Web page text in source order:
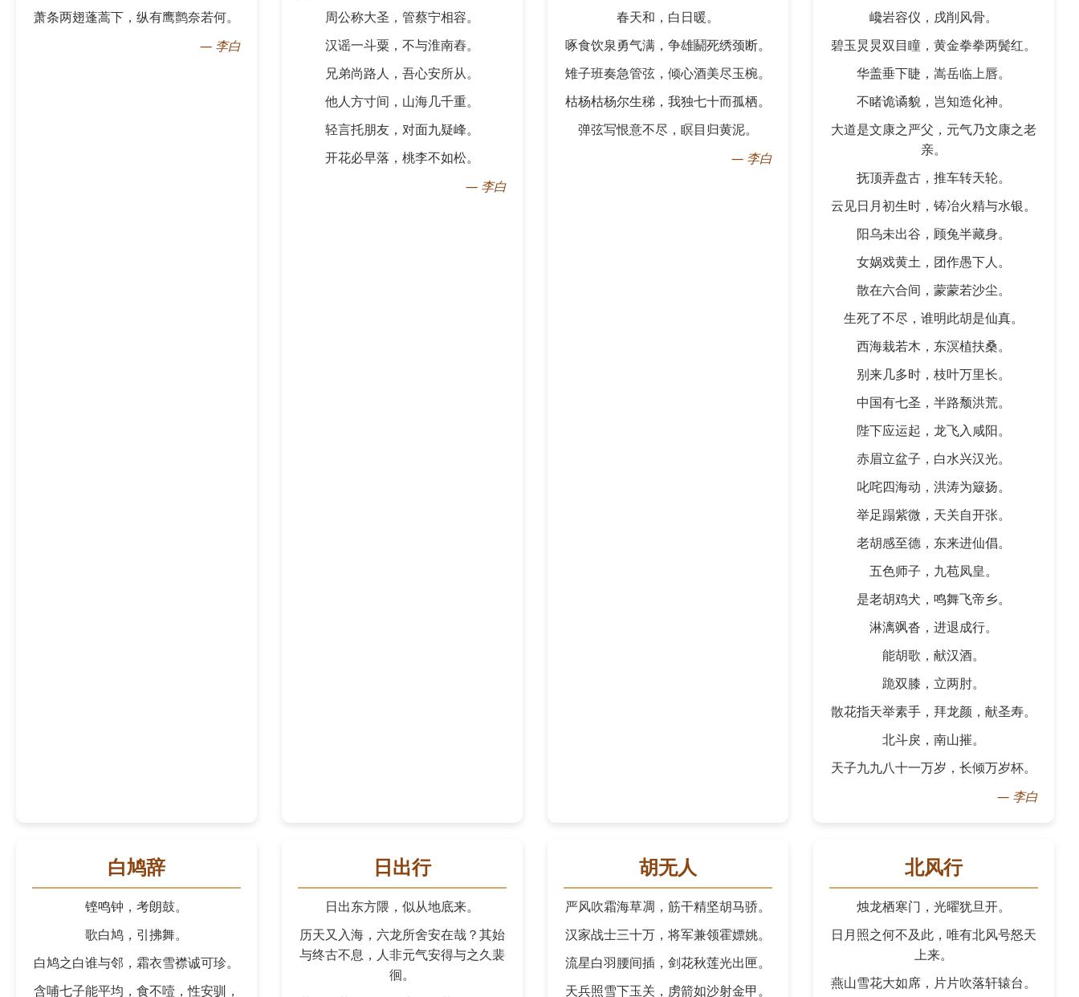
萧条两翅蓬蒿下，纵有鹰鹯奈若何。
— 李白
周公称大圣，管蔡宁相容。
汉谣一斗粟，不与淮南舂。
兄弟尚路人，吾心安所从。
他人方寸间，山海几千重。
轻言托朋友，对面九疑峰。
开花必早落，桃李不如松。
— 李白
春天和，白日暖。
啄食饮泉勇气满，争雄鬬死绣颈断。
雉子班奏急管弦，倾心酒美尽玉椀。
枯杨枯杨尔生稊，我独七十而孤栖。
弹弦写恨意不尽，瞑目归黄泥。
— 李白
巉岩容仪，戌削风骨。
碧玉炅炅双目瞳，黄金拳拳两鬓红。
华盖垂下睫，嵩岳临上唇。
不睹诡谲貌，岂知造化神。
大道是文康之严父，元气乃文康之老
亲。
抚顶弄盘古，推车转天轮。
云见日月初生时，铸冶火精与水银。
阳乌未出谷，顾兔半藏身。
女娲戏黄土，团作愚下人。
散在六合间，蒙蒙若沙尘。
生死了不尽，谁明此胡是仙真。
西海栽若木，东溟植扶桑。
别来几多时，枝叶万里长。
中国有七圣，半路颓洪荒。
陛下应运起，龙飞入咸阳。
赤眉立盆子，白水兴汉光。
叱咤四海动，洪涛为簸扬。
举足蹋紫微，天关自开张。
老胡感至德，东来进仙倡。
五色师子，九苞凤皇。
是老胡鸡犬，鸣舞飞帝乡。
淋漓飒沓，进退成行。
能胡歌，献汉酒。
跪双膝，立两肘。
散花指天举素手，拜龙颜，献圣寿。
北斗戾，南山摧。
天子九九八十一万岁，长倾万岁杯。
— 李白
白鸠辞
铿鸣钟，考朗鼓。
歌白鸠，引拂舞。
白鸠之白谁与邻，霜衣雪襟诚可珍。
含哺七子能平均，食不噎，性安驯，
日出行
日出东方隈，似从地底来。
历天又入海，六龙所舍安在哉？其始
与终古不息，人非元气安得与之久裴
徊。
胡无人
严风吹霜海草凋，筋干精坚胡马骄。
汉家战士三十万，将军兼领霍嫖姚。
流星白羽腰间插，剑花秋莲光出匣。
天兵照雪下玉关，虏箭如沙射金甲。
北风行
烛龙栖寒门，光曜犹旦开。
日月照之何不及此，唯有北风号怒天
上来。
燕山雪花大如席，片片吹落轩辕台。